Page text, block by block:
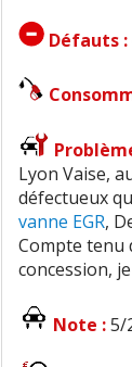
Défauts :
Lyon Vaise,
défectueux
vanne EGR,
Compte tenu
concession,
Note :5/